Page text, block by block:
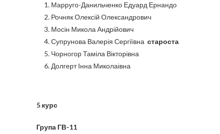
Марруго-Данильченко Едуард Ернандо
Рочняк Олексій Олександрович
Мосін Микола Андрійович
Супрунова Валерія Сергіївна староста
Чорногор Таміла Вікторівна
Долгерт Інна Миколаівна
5 курс
Група ГВ-11